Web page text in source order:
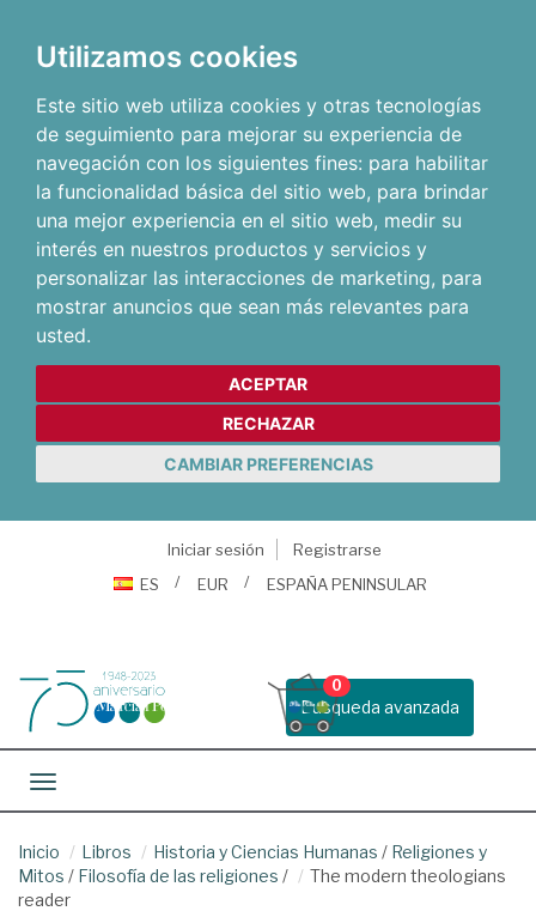
Utilizamos cookies
Este sitio web utiliza cookies y otras tecnologías
de seguimiento para mejorar su experiencia de
navegación con los siguientes fines: para habilitar
la funcionalidad básica del sitio web, para brindar
una mejor experiencia en el sitio web, medir su
interés en nuestros productos y servicios y
personalizar las interacciones de marketing, para
mostrar anuncios que sean más relevantes para
usted.
ACEPTAR
RECHAZAR
CAMBIAR PREFERENCIAS
Iniciar sesión
Registrarse
ES
EUR ESPAÑA PENINSULAR
Busqueda avanzada
0
Toggle navigation
Inicio Libros Historia y Ciencias Humanas / Religiones y
Mitos / Filosofía de las religiones /
The modern theologians
reader